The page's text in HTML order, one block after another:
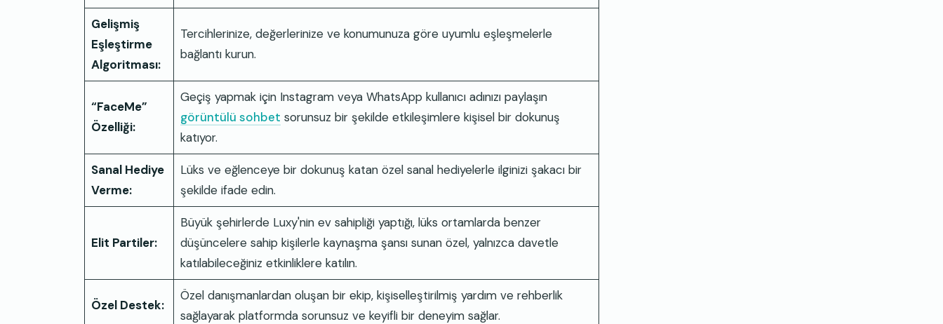
Gelişmiş
Eşleştirme
Algoritması:
Tercihlerinize, değerlerinize ve konumunuza göre uyumlu eşleşmelerle
bağlantı kurun.
“FaceMe”
Özelliği:
Geçiş yapmak için Instagram veya WhatsApp kullanıcı adınızı paylaşın
görüntülü sohbet sorunsuz bir şekilde etkileşimlere kişisel bir dokunuş
katıyor.
Sanal Hediye
Verme:
Lüks ve eğlenceye bir dokunuş katan özel sanal hediyelerle ilginizi şakacı bir
şekilde ifade edin.
Elit Partiler:
Büyük şehirlerde Luxy'nin ev sahipliği yaptığı, lüks ortamlarda benzer
düşüncelere sahip kişilerle kaynaşma şansı sunan özel, yalnızca davetle
katılabileceğiniz etkinliklere katılın.
Özel Destek:
Özel danışmanlardan oluşan bir ekip, kişiselleştirilmiş yardım ve rehberlik
sağlayarak platformda sorunsuz ve keyifli bir deneyim sağlar.